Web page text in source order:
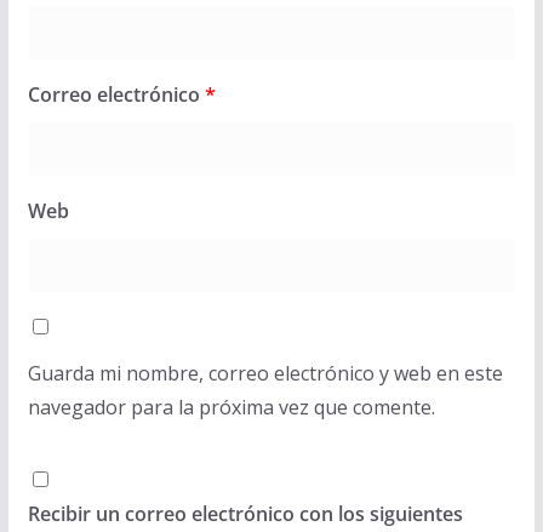
Correo electrónico *
Web
Guarda mi nombre, correo electrónico y web en este
navegador para la próxima vez que comente.
Recibir un correo electrónico con los siguientes